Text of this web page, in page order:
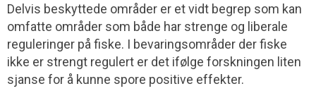
Delvis beskyttede områder er et vidt begrep som kan
omfatte områder som både har strenge og liberale
reguleringer på fiske. I bevaringsområder der fiske
ikke er strengt regulert er det ifølge forskningen liten
sjanse for å kunne spore positive effekter.